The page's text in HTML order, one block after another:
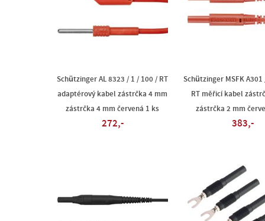
Schützinger AL 8323 / 1 / 100 / RT
adaptérový kabel zástrčka 4 mm
zástrčka 4 mm červená 1 ks
272,-
Schützinger MSFK
RT měřicí kabel
zástrčka 2 mm
383,-